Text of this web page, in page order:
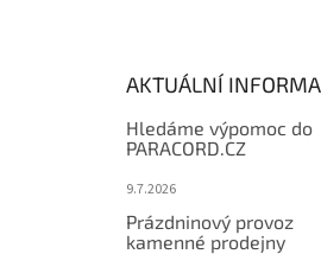
AKTUÁLNÍ
Hledáme výpomoc do
PARACORD.CZ
9.7.2026
Prázdninový provoz
kamenné prodejny